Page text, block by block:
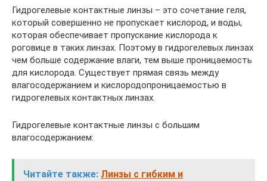
Гидрогелевые контактные линзы – это сочетание геля,
который совершенно не пропускает кислород, и воды,
которая обеспечивает пропускание кислорода к
роговице в таких линзах. Поэтому в гидрогелевых линзах
чем больше содержание влаги, тем выше проницаемость
для кислорода. Существует прямая связь между
влагосодержанием и кислородопроницаемостью в
гидрогелевых контактных линзах.
Гидрогелевые контактные линзы с большим
влагосодержанием:
Читайте также: Линзы с гибким и